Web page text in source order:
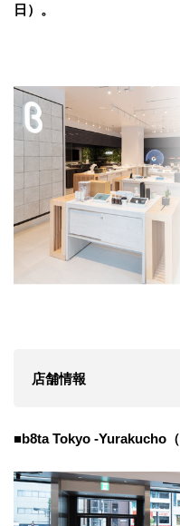
日）。
店舗情報
■b8ta Tokyo -Yurakucho（